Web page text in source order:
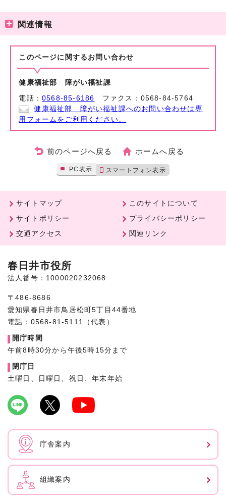
関連情報
このページに関する お問い合わせ
健康福祉部 障がい福祉課
電話：0568-85-6186 ファクス：0568-84-5764
健康福祉部 障がい福祉課へのお問い合わせは専
用フォームをご利用ください。
前のページへ戻る ホームへ戻る
PC表示 スマートフォン表示
サイトマップ
このサイトについて
サイトポリシー
プライバシーポリシー
交通アクセス
関連リンク
春日井市役所
法人番号：1000020232068
〒486-8686
愛知県春日井市鳥居松町5丁目44番地
電話：0568-81-5111（代表）
開庁時間
午前8時30分から午後5時15分まで
閉庁日
土曜日、日曜日、祝日、年末年始
庁舎案内
組織案内